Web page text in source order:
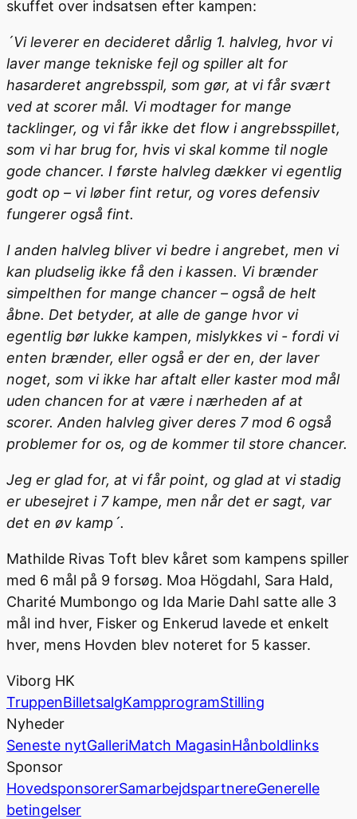
skuffet over indsatsen efter kampen:
´Vi leverer en decideret dårlig 1. halvleg, hvor vi
laver mange tekniske fejl og spiller alt for
hasarderet angrebsspil, som gør, at vi får svært
ved at scorer mål. Vi modtager for mange
tacklinger, og vi får ikke det flow i angrebsspillet,
som vi har brug for, hvis vi skal komme til nogle
gode chancer. I første halvleg dækker vi egentlig
godt op – vi løber fint retur, og vores defensiv
fungerer også fint.
I anden halvleg bliver vi bedre i angrebet, men vi
kan pludselig ikke få den i kassen. Vi brænder
simpelthen for mange chancer – også de helt
åbne. Det betyder, at alle de gange hvor vi
egentlig bør lukke kampen, mislykkes vi - fordi vi
enten brænder, eller også er der en, der laver
noget, som vi ikke har aftalt eller kaster mod mål
uden chancen for at være i nærheden af at
scorer. Anden halvleg giver deres 7 mod 6 også
problemer for os, og de kommer til store chancer.
Jeg er glad for, at vi får point, og glad at vi stadig
er ubesejret i 7 kampe, men når det er sagt, var
det en øv kamp´.
Mathilde Rivas Toft blev kåret som kampens spiller
med 6 mål på 9 forsøg. Moa Högdahl, Sara Hald,
Charité Mumbongo og Ida Marie Dahl satte alle 3
mål ind hver, Fisker og Enkerud lavede et enkelt
hver, mens Hovden blev noteret for 5 kasser.
Viborg HK
TruppenBilletsalgKampprogramStilling
Nyheder
Seneste nytGalleriMatch MagasinHånboldlinks
Sponsor
HovedsponsorerSamarbejdspartnereGenerelle
betingelser